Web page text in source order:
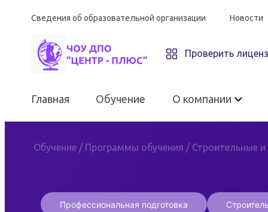
Сведения об образовательной организации Новости
Проверить
Главная Обучение О компании
Обучение / Программы обучения / Строительные
Профессиональная подготовка